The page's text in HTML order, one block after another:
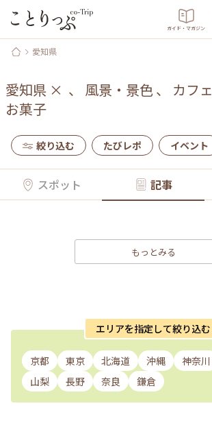
ガイド・マガジン
愛知県
愛知県 × 、 風景・景色、 カフェ
お菓子
絞り込む たびレポ イベント
スポット 記事
もっとみる
エリアを指定して絞り込む
京都 東京 北海道 沖縄 神奈川
山梨
長野 奈良 鎌倉